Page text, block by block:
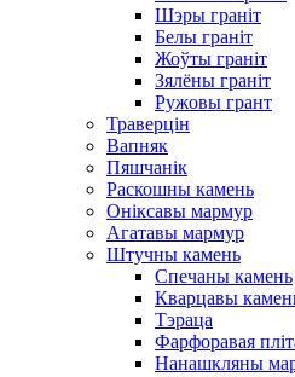
Шэры граніт
Белы граніт
Жоўты граніт
Зялёны граніт
Ружовы грант
Траверцін
Вапняк
Пяшчанік
Раскошны камень
Оніксавы мармур
Агатавы мармур
Штучны камень
Спечаны камень
Кварцавы
Тэраца
Фарфоравая
Нанашкляны